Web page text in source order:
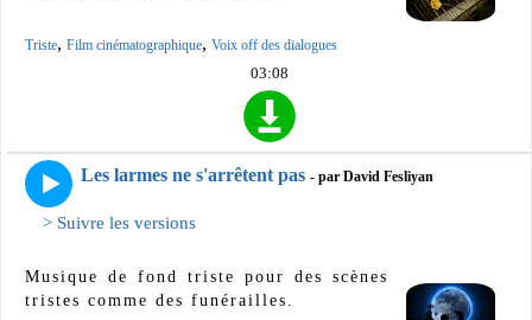
Triste, Film cinématographique, Voix off des dialogues
03:08
Les larmes ne s'arrêtent pas - par David Fesliyan
> Suivre les versions
Musique de fond triste pour des scènes
tristes comme des funérailles.